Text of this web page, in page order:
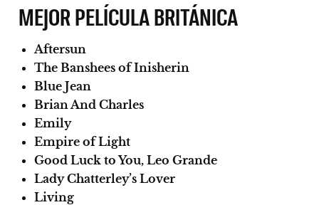
MEJOR PELÍCULA BRITÁNICA
Aftersun
The Banshees of Inisherin
Blue Jean
Brian And Charles
Emily
Empire of Light
Good Luck to You, Leo Grande
Lady Chatterley’s Lover
Living